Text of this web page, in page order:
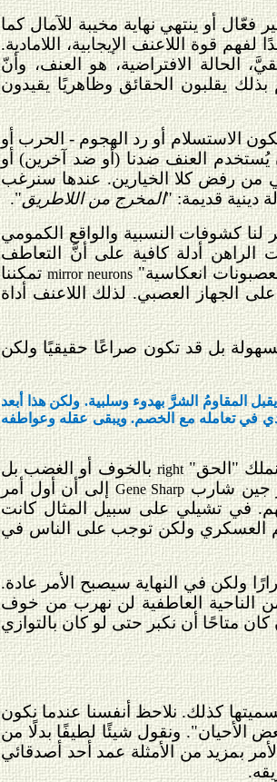
فعّال أو ينتهي نهاية مخيبة للآمال كما
قوة اللاعنف الإيجابية، اللامادية.
الحالة الافتراضية، هو العنف، وأنّ
يقلبون الحقائق وظاهريًا يقيدون
الاستسلام أو رد الهجوم - الحرب أو
يُستخدم العنف ضدنا (أو ضد آخرين) أو
من رفض كلا الخيارين. عندها سنرغب
دينية قديمة: "المخرج من اللاطريق".
لنا كشوفات النسبية والواقع الكمومي
الراهن أدلة كافية على أنَّ التعاطف
انعكاسية"mirror neuronsتمكننا
الجهاز العصبي. لذلك اللاعنف أداة
بل قد تكون صراعًا حقيقيًا ولكن
المقاومُ الشرَّ بهدوء وسلبية. ولكن هذا أبعد
في تعامله مع الخصم. ويبقى عقله وعواطفه
نملك "الحق"rightبالخوف أو الغضب بل
جين شاربGene Sharpإلى أن أول أمر
في تشيلي على سبيل المثال كانت
عام 1989 ووضع حد لكابوس الحكم العسكري ولكن توجب على الناس في
ولكن في النهاية سيصبح الأمر عادة.
الناحية العاطفية لن نهرب من خوف
متاحًا أن نكبر حتى لو كان بالتوازي
كذلك. نلاحظ أنفسنا عندما نكون
الأحيان". ونقول شيئًا لطيفًا بدلًا من
بمزيد من الأمثلة عمد أحد أصدقائي